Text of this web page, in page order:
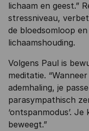
lichaam en geest.”
stressniveau,
de bloedsomloop
lichaamshouding.
Volgens Paul is
meditatie.
ademhaling, je
parasympathisch
‘ontspanmodus’.
beweegt.”